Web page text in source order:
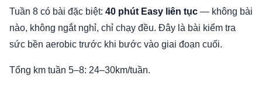
Tuần 8 có bài đặc biệt: 40 phút Easy liên tục — không bài
nào, không ngắt nghỉ, chỉ chạy đều. Đây là bài kiểm tra
sức bền aerobic trước khi bước vào giai đoạn cuối.
Tổng km tuần 5–8: 24–30km/tuần.